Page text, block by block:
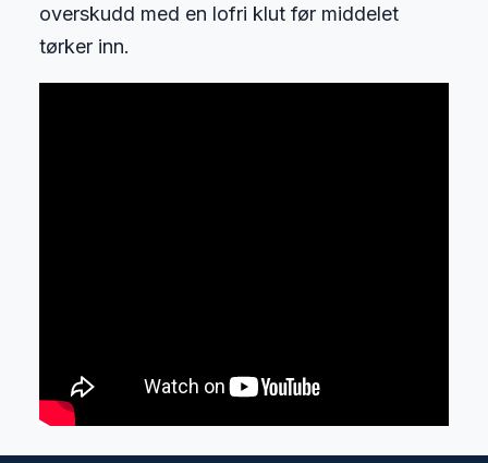
overskudd med en lofri klut før middelet
tørker inn.